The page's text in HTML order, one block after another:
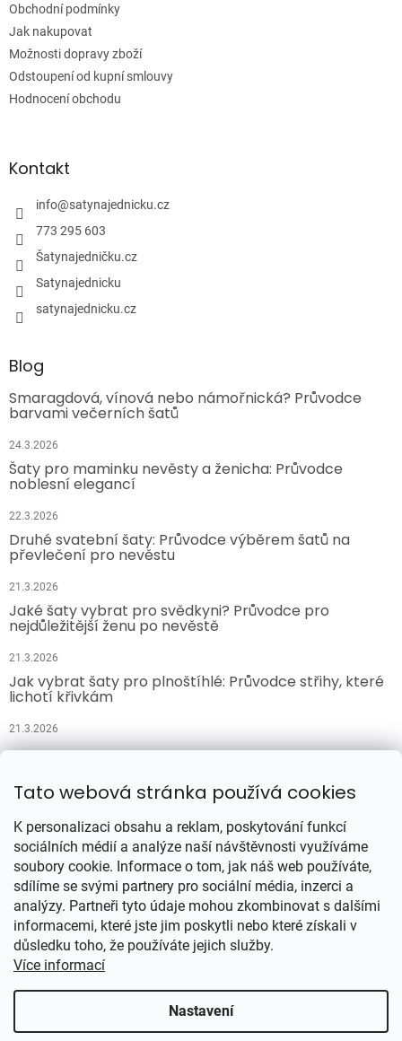
Tato webová stránka používá cookies
K personalizaci obsahu a reklam, poskytování funkcí
sociálních médií a analýze naší návštěvnosti využíváme
soubory cookie. Informace o tom, jak náš web používáte,
sdílíme se svými partnery pro sociální média, inzerci a
analýzy. Partneři tyto údaje mohou zkombinovat s dalšími
informacemi, které jste jim poskytli nebo které získali v
důsledku toho, že používáte jejich služby.
Více informací
Nastavení
Obchodní podmínky
Jak nakupovat
Možnosti dopravy zboží
Odstoupení od kupní smlouvy
Hodnocení obchodu
Kontakt
info@satynajednicku.cz
773 295 603
Šatynajedničku.cz
Satynajednicku
satynajednicku.cz
Blog
Smaragdová, vínová nebo námořnická? Průvodce
barvami večerních šatů
24.3.2026
Šaty pro maminku nevěsty a ženicha: Průvodce
noblesní elegancí
22.3.2026
Druhé svatební šaty: Průvodce výběrem šatů na
převlečení pro nevěstu
21.3.2026
Jaké šaty vybrat pro svědkyni? Průvodce pro
nejdůležitější ženu po nevěstě
21.3.2026
Jak vybrat šaty pro plnoštíhlé: Průvodce střihy, které
lichotí křivkám
21.3.2026
Přijímáme online platby
Vytvořil Shoptet
Copyright 2026